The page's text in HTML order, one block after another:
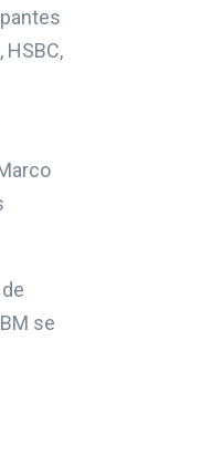
HSBC,
se